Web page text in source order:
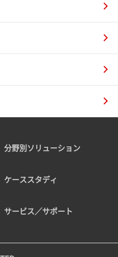
分野別ソリューション
ケーススタディ
サービス／サポート